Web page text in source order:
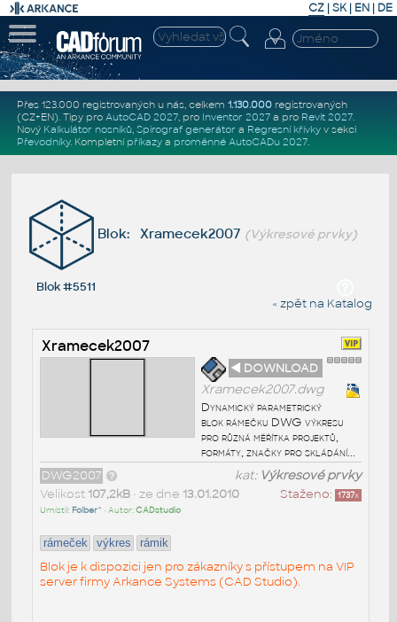
CZ | SK| EN | DE
Přes 123.000 registrovaných u nás, celkem 1.130.000registrovaných
(CZ+EN). Tipy pro AutoCAD 2027, pro Inventor 2027a pro Revit 2027.
Nový Kalkulátor nosníků, Spirograf generátor a Regresní křivkyv sekci
Převodníky. Kompletní příkazya proměnné AutoCADu 2027.
Blok: Xramecek2007 (Výkresové prvky)
Blok #5511
« zpět na Katalog
Xramecek2007
◄ DOWNLOAD
Xramecek2007.dwg
Dynamický parametrický
blok rámečku DWG výkresu
pro různá měřítka projektů,
formáty, značky pro skládání...
kat: Výkresové prvky
DWG2007
Staženo: 1737x
Velikost 107,2kB• ze dne 13.01.2010
Umístil: Folber^ • Autor:CADstudio
rámeček výkres rámik
Blok je k dispozici jen pro zákazníky s přístupem na VIP
server firmy Arkance Systems (CAD Studio).